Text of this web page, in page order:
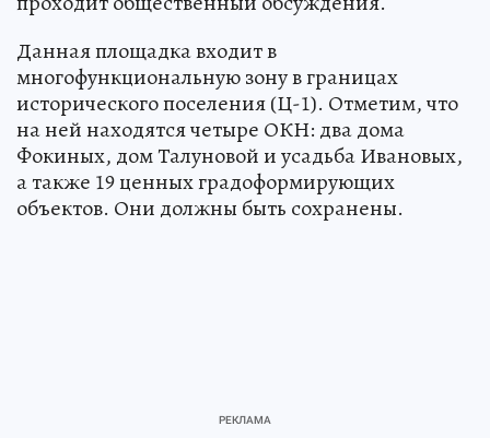
Данная площадка входит в
многофункциональную зону в границах
исторического поселения (Ц-1). Отметим, что
на ней находятся четыре ОКН: два дома
Фокиных, дом Талуновой и усадьба Ивановых,
а также 19 ценных градоформирующих
объектов. Они должны быть сохранены.